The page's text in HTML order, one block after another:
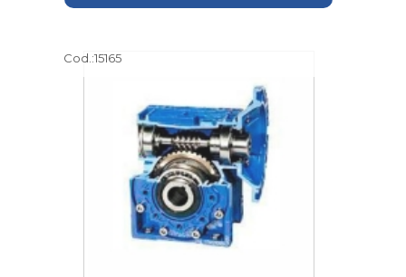
Cod.:15165